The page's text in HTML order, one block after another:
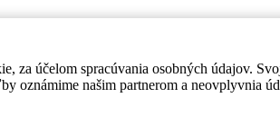
za účelom spracúvania osobných údajov.
oznámime našim partnerom a neovplyvnia